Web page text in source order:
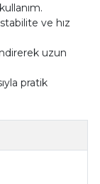
ve hız
uzun
pratik